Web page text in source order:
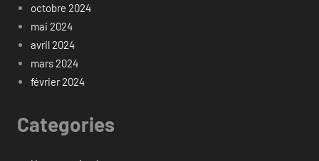
octobre 2024
mai 2024
avril 2024
mars 2024
février 2024
Categories